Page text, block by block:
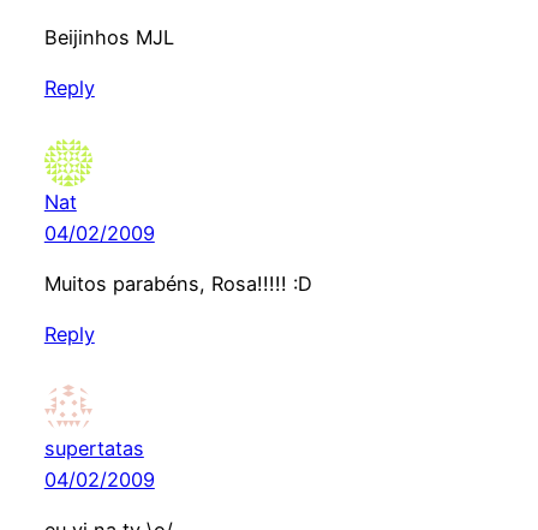
Beijinhos MJL
Reply
Nat
04/02/2009
Muitos parabéns, Rosa!!!!! :D
Reply
supertatas
04/02/2009